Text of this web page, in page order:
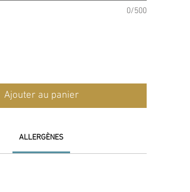
0/500
Ajouter au panier
ALLERGÈNES